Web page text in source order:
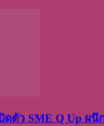
ดตัว SME Q Up ผ